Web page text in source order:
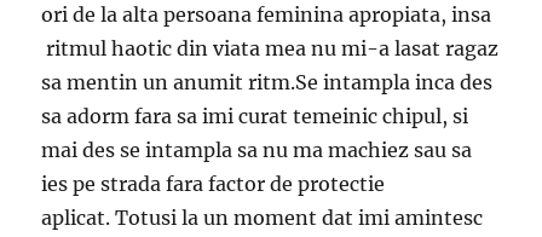
ori de la alta persoana feminina apropiata, insa
ritmul haotic din viata mea nu mi-a lasat ragaz
sa mentin un anumit ritm.Se intampla inca des
sa adorm fara sa imi curat temeinic chipul, si
mai des se intampla sa nu ma machiez sau sa
ies pe strada fara factor de protectie
aplicat. Totusi la un moment dat imi amintesc